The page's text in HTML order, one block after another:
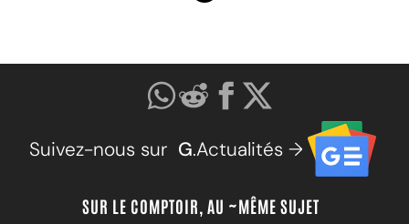
Suivez-nous sur G.Actualités →
SUR LE COMPTOIR, AU ~MÊME SUJET